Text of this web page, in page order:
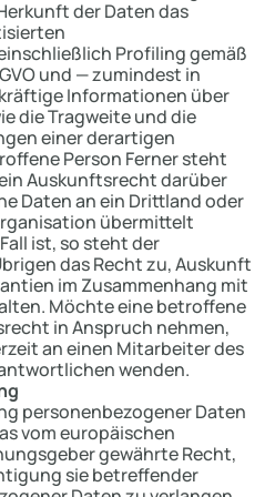
der Daten das
Profiling gemäß
und — zumindest in
Informationen über
die Tragweite und die
einer derartigen
Person Ferner steht
Auskunftsrecht darüber
Daten an ein Drittland oder
übermittelt
ist, so steht der
das Recht zu, Auskunft
im Zusammenhang mit
Möchte eine betroffene
in Anspruch nehmen,
an einen Mitarbeiter des
wenden.
personenbezogener Daten
vom europäischen
gewährte Recht,
sie betreffender